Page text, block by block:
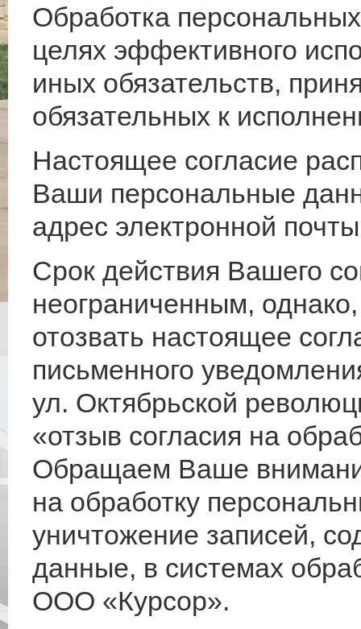
Обработка
целях эффективного
иных обязательств,
обязательных к
Настоящее согласие
Ваши персональные
адрес электронной
Срок действия Вашего
неограниченным,
отозвать настоящее
письменного
ул. Октябрьской
«отзыв согласия на
Обращаем Ваше
на обработку
уничтожение записей,
данные, в системах
ООО «Курсор».